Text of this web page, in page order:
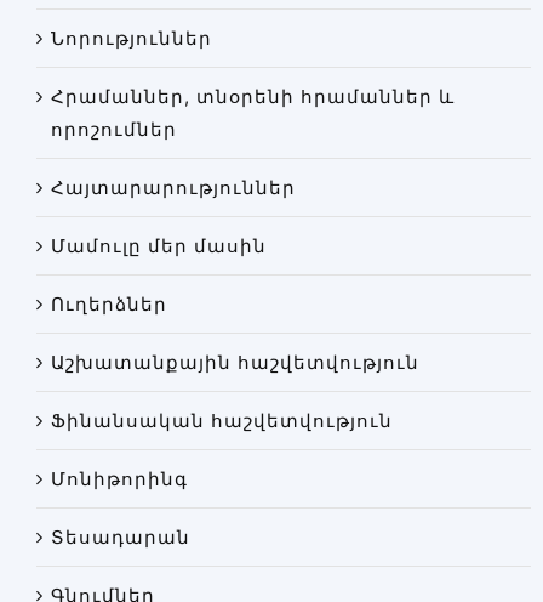
Գրադարան
Նորություններ
Հրամաններ, տնօրենի հրամաններ և
որոշումներ
Հայտարարություններ
Մամուլը մեր մասին
Ուղերձներ
Աշխատանքային հաշվետվություն
Ֆինանսական հաշվետվություն
Մոնիթորինգ
Տեսադարան
Գնումներ